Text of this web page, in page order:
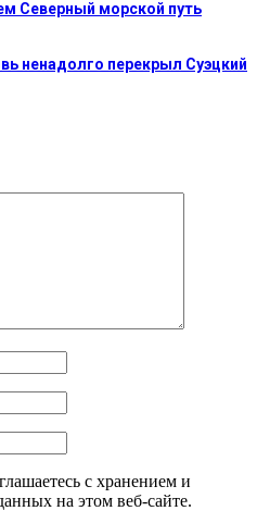
Северный морской путь
ненадолго перекрыл Суэцкий
с хранением и
на этом веб-сайте.